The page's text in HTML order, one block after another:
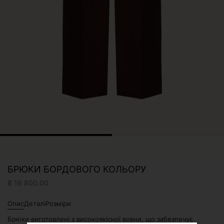
БРЮКИ БОРДОВОГО КОЛЬОРУ
₴ 16 800.00
ОписДеталіРозміри
Брюки виготовлені з високоякісної вовни, що забезпечує